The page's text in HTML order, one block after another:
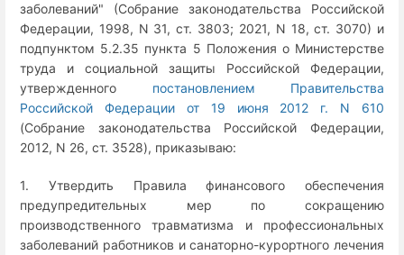
заболеваний" (Собрание законодательства Российской
Федерации, 1998, N 31, ст. 3803; 2021, N 18, ст. 3070) и
подпунктом 5.2.35 пункта 5 Положения о Министерстве
труда и социальной защиты Российской Федерации,
утвержденного постановлением Правительства
Российской Федерации от 19 июня 2012 г. N 610
(Собрание законодательства Российской Федерации,
2012, N 26, ст. 3528), приказываю:
1. Утвердить Правила финансового обеспечения
предупредительных мер по сокращению
производственного травматизма и профессиональных
заболеваний работников и санаторно-курортного лечения